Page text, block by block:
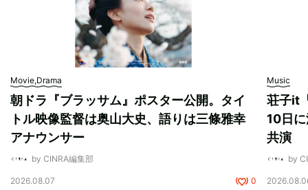
Movie,Drama
朝ドラ『ブラッサム』ポスター公開。タイ
トル映像監督は奥山大史、語りは三條雅幸
アナウンサー
by CINRA編集部
2026.08.07 0
Music
荘子it
10日
共演
by